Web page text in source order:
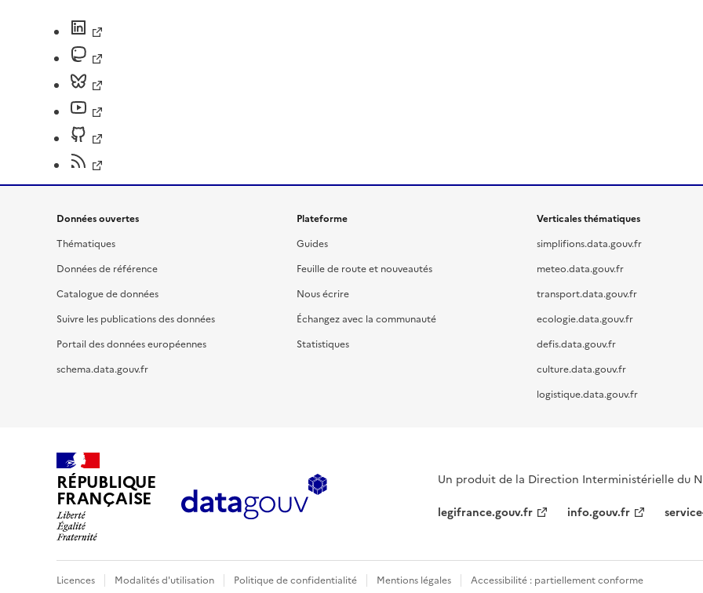
Données ouvertes
Thématiques
Données de référence
Catalogue de données
Suivre les publications des données
Portail des données européennes
schema.data.gouv.fr
Plateforme
Guides
Feuille de route et nouveautés
Nous écrire
Échangez avec la communauté
Statistiques
Verticales thématiques
simplifions.data.gouv.fr
meteo.data.gouv.fr
transport.data.gouv.fr
ecologie.data.gouv.fr
defis.data.gouv.fr
culture.data.gouv.fr
logistique.data.gouv.fr
RÉPUBLIQUE
FRANÇAISE
Un produit de la Direction Interministérielle du
legifrance.gouv.fr
info.gouv.fr
Licences Modalités d'utilisation Politique de confidentialité Mentions légales Accessibilité : partiellement conforme